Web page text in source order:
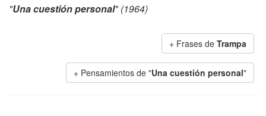
"Una cuestión personal" (1964)
+ Frases de Trampa
+ Pensamientos de "Una cuestión personal"